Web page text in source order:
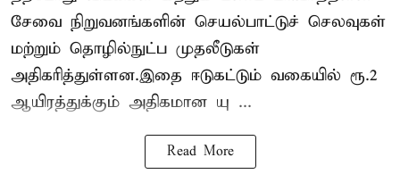
சேவை நிறுவனங்களின் செயல்பாட்டுச் செலவுகள்
மற்றும் தொழில்நுட்ப முதலீடுகள்
அதிகரித்துள்ளன.இதை ஈடுகட்டும் வகையில் ரூ.2
ஆயிரத்துக்கும் அதிகமான யு ...
Read More